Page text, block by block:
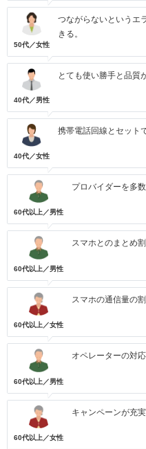
50代／女性
つながらないというエ
きる。
40代／男性
とても使い勝手と品質
40代／女性
携帯電話回線とセット
60代以上／男性
プロバイダーを多数
60代以上／男性
スマホとのまとめ割
60代以上／女性
スマホの通信量の割
60代以上／男性
オペレーターの対応
60代以上／女性
キャンペーンが充実